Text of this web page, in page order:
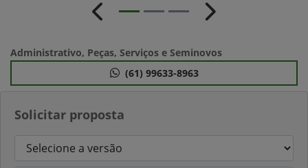
Solicitar proposta
Anterior Próximo
Administrativo, Peças, Serviços e Seminovos
(61) 99633-8963